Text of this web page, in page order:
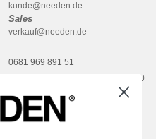
kunde@needen.de
Sales
verkauf@needen.de
0681 969 891 51
Montag – Donnerstag: 10:00–13:00
Freitag: 10:00–14:00